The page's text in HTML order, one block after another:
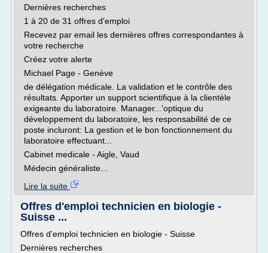
Dernières recherches
1 à 20 de 31 offres d'emploi
Recevez par email les dernières offres correspondantes à
votre recherche
Créez votre alerte
Michael Page - Genève
de délégation médicale. La validation et le contrôle des
résultats. Apporter un support scientifique à la clientèle
exigeante du laboratoire. Manager...'optique du
développement du laboratoire, les responsabilité de ce
poste incluront: La gestion et le bon fonctionnement du
laboratoire effectuant...
Cabinet medicale - Aigle, Vaud
Médecin généraliste...
Lire la suite
Offres d'emploi technicien en biologie -
Suisse ...
Offres d'emploi technicien en biologie - Suisse
Dernières recherches